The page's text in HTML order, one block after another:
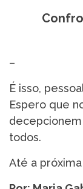
–
É isso,
Espero que
todos.
Até a